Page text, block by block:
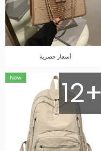
أسعار حصرية
12+